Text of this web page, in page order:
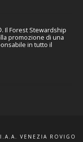
Il Forest Stewardship
promozione di una
in tutto il
VENEZIA ROVIGO